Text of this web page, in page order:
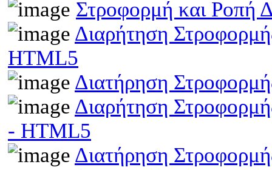
Στροφορμή και Ροπή
Διαρήτηση
HTML5
Διατήρηση
Διαρήτηση
- HTML5
Διατήρηση